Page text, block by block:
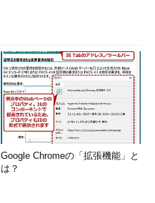
Google Chromeの「拡張機能」と
は？